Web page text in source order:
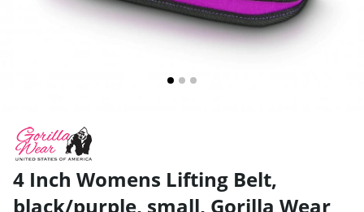
4 Inch Womens Lifting Belt,
black/purple, small, Gorilla Wear